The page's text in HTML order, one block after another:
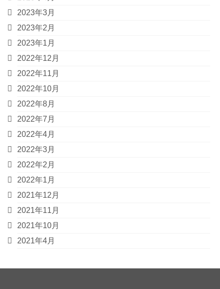
2023年3月
2023年2月
2023年1月
2022年12月
2022年11月
2022年10月
2022年8月
2022年7月
2022年4月
2022年3月
2022年2月
2022年1月
2021年12月
2021年11月
2021年10月
2021年4月